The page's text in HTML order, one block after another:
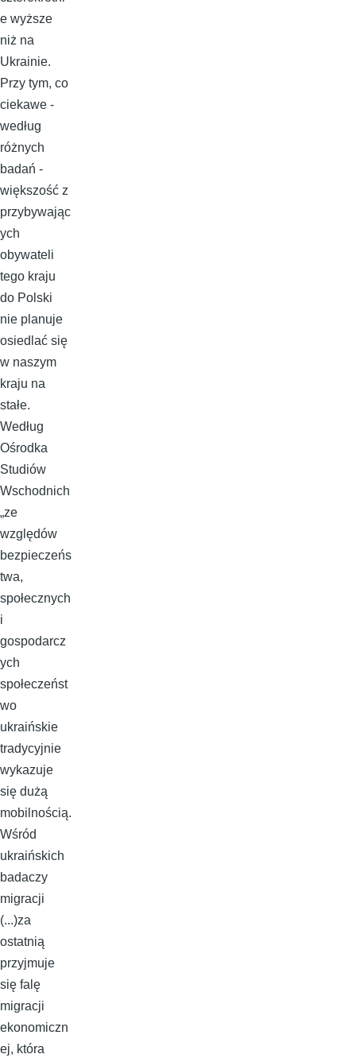
e wyższe
niż na
Ukrainie.
Przy tym, co
ciekawe -
według
różnych
badań -
większość z
przybywając
ych
obywateli
tego kraju
do Polski
nie planuje
osiedlać się
w naszym
kraju na
stałe.
Według
Ośrodka
Studiów
Wschodnich
„ze
względów
bezpieczeńs
twa,
społecznych
i
gospodarcz
ych
społeczeńst
wo
ukraińskie
tradycyjnie
wykazuje
się dużą
mobilnością.
Wśród
ukraińskich
badaczy
migracji
(...)za
ostatnią
przyjmuje
się falę
migracji
ekonomiczn
ej, która